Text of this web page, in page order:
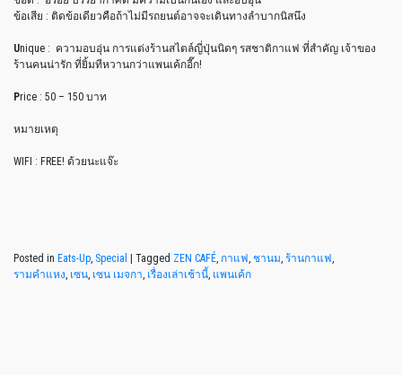
ข้อเสีย : ติดข้อเดียวคือถ้าไม่มีรถยนต์อาจจะเดินทางลำบากนิสนึง
Unique : ความอบอุ่น การแต่งร้านสไตล์ญี่ปุ่นนิดๆ รสชาติกาแฟ ที่สำคัญ เจ้าของ
ร้านคนน่ารัก ที่ยิ้มทีหวานกว่าแพนเค้กอี๊ก!
Price : 50 – 150 บาท
หมายเหตุ
WIFI : FREE! ด้วยนะแจ๊ะ
Posted in Eats-Up Special | Tagged ZEN CAFÉ กาแฟ ชานม ร้านกาแฟ
รามคำแหง เซน เซน เมจกา เรื่องเล่าเช้านี้ แพนเค้ก